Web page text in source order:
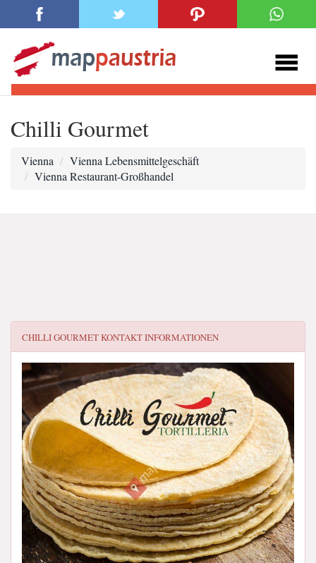
Chilli Gourmet
Vienna
Vienna Lebensmittelgeschäft
Vienna Restaurant-Großhandel
CHILLI GOURMETKONTAKT INFORMATIONEN